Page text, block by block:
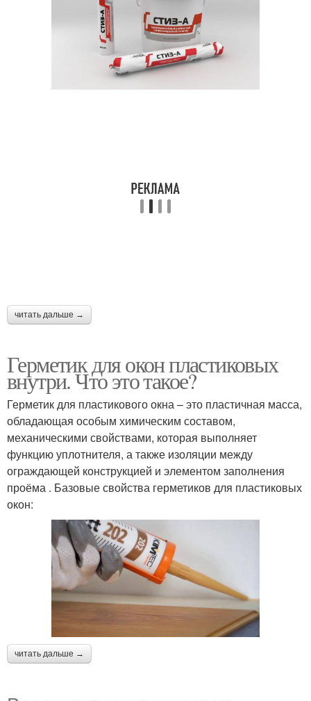
читать дальше →
Герметик для окон пластиковых
внутри. Что это такое?
Герметик для пластикового окна – это пластичная масса,
обладающая особым химическим составом,
механическими свойствами, которая выполняет
функцию уплотнителя, а также изоляции между
ограждающей конструкцией и элементом заполнения
проёма . Базовые свойства герметиков для пластиковых
окон:
читать дальше →